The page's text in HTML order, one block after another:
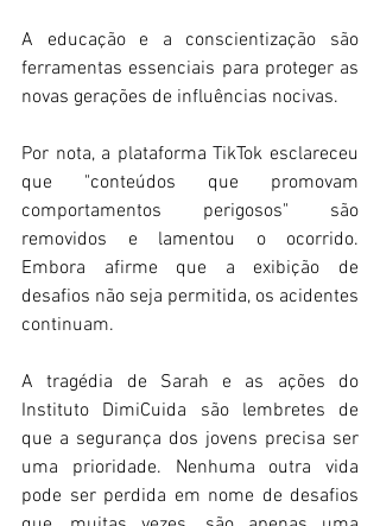
A educação e a conscientização são
ferramentas essenciais para proteger as
novas gerações de influências nocivas.
Por nota, a plataforma TikTok esclareceu
que "conteúdos que promovam
comportamentos perigosos" são
removidos e lamentou o ocorrido.
Embora afirme que a exibição de
desafios não seja permitida, os acidentes
continuam.
A tragédia de Sarah e as ações do
Instituto DimiCuida são lembretes de
que a segurança dos jovens precisa ser
uma prioridade. Nenhuma outra vida
pode ser perdida em nome de desafios